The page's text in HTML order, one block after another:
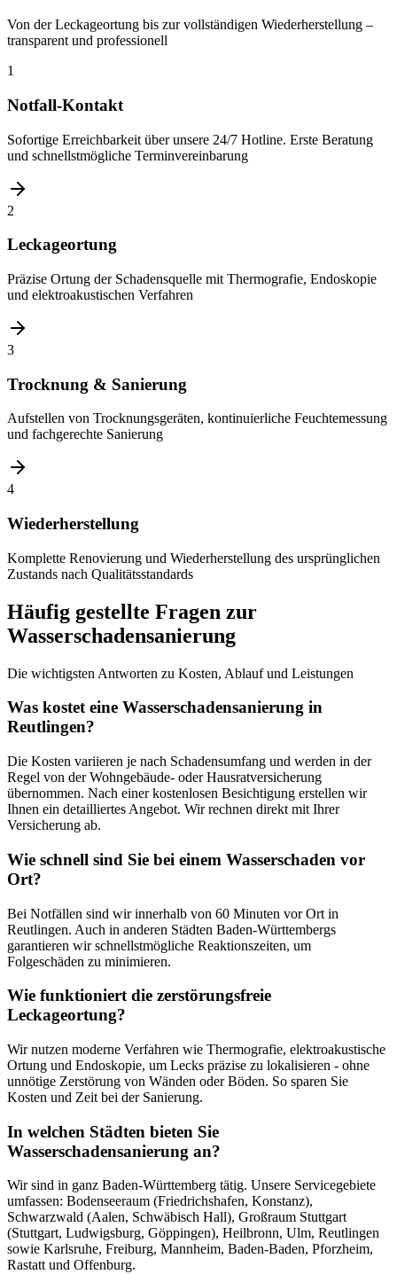
Von der Leckageortung bis zur vollständigen Wiederherstellung –
transparent und professionell
1
Notfall-Kontakt
Sofortige Erreichbarkeit über unsere 24/7 Hotline. Erste Beratung
und schnellstmögliche Terminvereinbarung
2
Leckageortung
Präzise Ortung der Schadensquelle mit Thermografie, Endoskopie
und elektroakustischen Verfahren
3
Trocknung & Sanierung
Aufstellen von Trocknungsgeräten, kontinuierliche Feuchtemessung
und fachgerechte Sanierung
4
Wiederherstellung
Komplette Renovierung und Wiederherstellung des ursprünglichen
Zustands nach Qualitätsstandards
Häufig gestellte Fragen zur
Wasserschadensanierung
Die wichtigsten Antworten zu Kosten, Ablauf und Leistungen
Was kostet eine Wasserschadensanierung in
Reutlingen?
Die Kosten variieren je nach Schadensumfang und werden in der
Regel von der Wohngebäude- oder Hausratversicherung
übernommen. Nach einer kostenlosen Besichtigung erstellen wir
Ihnen ein detailliertes Angebot. Wir rechnen direkt mit Ihrer
Versicherung ab.
Wie schnell sind Sie bei einem Wasserschaden vor
Ort?
Bei Notfällen sind wir innerhalb von 60 Minuten vor Ort in
Reutlingen. Auch in anderen Städten Baden-Württembergs
garantieren wir schnellstmögliche Reaktionszeiten, um
Folgeschäden zu minimieren.
Wie funktioniert die zerstörungsfreie
Leckageortung?
Wir nutzen moderne Verfahren wie Thermografie, elektroakustische
Ortung und Endoskopie, um Lecks präzise zu lokalisieren - ohne
unnötige Zerstörung von Wänden oder Böden. So sparen Sie
Kosten und Zeit bei der Sanierung.
In welchen Städten bieten Sie
Wasserschadensanierung an?
Wir sind in ganz Baden-Württemberg tätig. Unsere Servicegebiete
umfassen: Bodenseeraum (Friedrichshafen, Konstanz),
Schwarzwald (Aalen, Schwäbisch Hall), Großraum Stuttgart
(Stuttgart, Ludwigsburg, Göppingen), Heilbronn, Ulm, Reutlingen
sowie Karlsruhe, Freiburg, Mannheim, Baden-Baden, Pforzheim,
Rastatt und Offenburg.